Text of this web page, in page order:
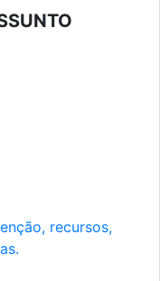
recursos,